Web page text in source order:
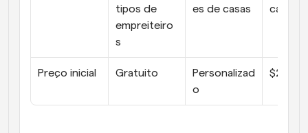
tipos de
empreiteiro
s
es de casas
campo
Preço inicial Gratuito
Personalizad
o
$29/